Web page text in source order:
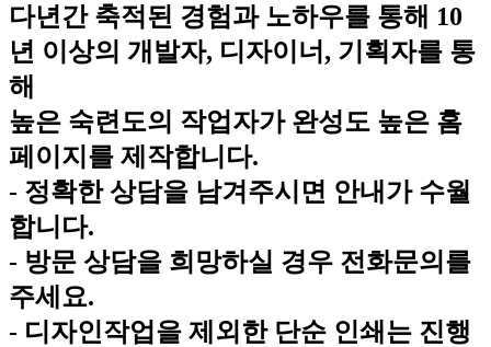
다년간 축적된 경험과 노하우를 통해 10
년 이상의 개발자, 디자이너, 기획자를 통
해
높은 숙련도의 작업자가 완성도 높은 홈
페이지를 제작합니다.
- 정확한 상담을 남겨주시면 안내가 수월
합니다.
- 방문 상담을 희망하실 경우 전화문의를
주세요.
- 디자인작업을 제외한 단순 인쇄는 진행